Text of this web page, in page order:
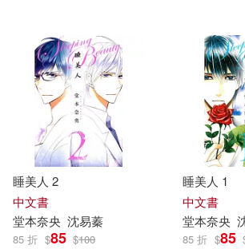
藍山（主編）(57)
藤田和日郎(57)
目川文化編輯小組(56)
陽光三采(56) （美）巫鴻
安徽少年兒童出版社(390)
華納兄弟影業(385)
河南科學技術出版社(380)
作家出版社(378)
遼寧科學技術出版社(375)
睡美人 2
中文書
堂本奈央 沈易蓁
85 折 $85 $100
睡美人 1
中文書
堂本奈央
85 折 $85